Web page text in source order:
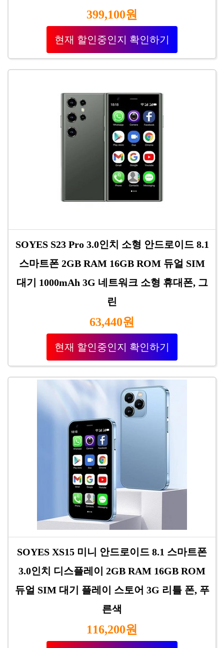
399,100원
현재 할인중인지 확인하기
SOYES S23 Pro 3.0인치 소형 안드로이드 8.1
스마트폰 2GB RAM 16GB ROM 듀얼 SIM
대기 1000mAh 3G 네트워크 소형 휴대폰, 그
린
63,440원
현재 할인중인지 확인하기
SOYES XS15 미니 안드로이드 8.1 스마트폰
3.0인치 디스플레이 2GB RAM 16GB ROM
듀얼 SIM 대기 플레이 스토어 3G 리틀 폰, 푸
른색
116,200원